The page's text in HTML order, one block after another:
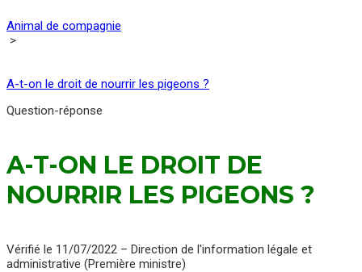
Animal de compagnie
>
A-t-on le droit de nourrir les pigeons ?
Question-réponse
A-T-ON LE DROIT DE
NOURRIR LES PIGEONS ?
Vérifié le 11/07/2022 – Direction de l'information légale et
administrative (Première ministre)